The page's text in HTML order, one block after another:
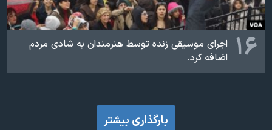
۱۶
اجرای موسيقی زنده توسط هنرمندان به شادی مردم
اضافه کرد.
بارگذاری بیشتر